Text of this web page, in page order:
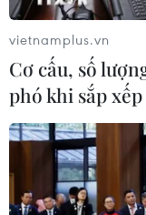
CƠ QUAN CHỦ QUẢN:
Tổng Biên tập:
Phó Tổng Biên
vietnamplus.vn
Cơ cấu, số
phó khi sắp